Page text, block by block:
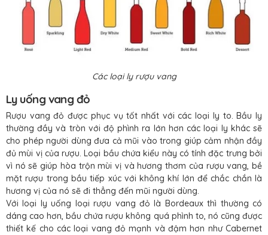
Các loại ly rượu vang
Ly uống vang đỏ
Rượu vang đỏ được phục vụ tốt nhất với các loại ly to. Bầu ly
thường đầy và tròn với độ phình ra lớn hơn các loại ly khác sẽ
cho phép người dùng đưa cả mũi vào trong giúp cảm nhận đầy
đủ mùi vị của rượu. Loại bầu chứa kiểu này có tính đặc trưng bởi
vì nó sẽ giúp hòa trộn mùi vị và hương thơm của rượu vang, bề
mặt rượu trong bầu tiếp xúc với không khí lớn để chắc chắn là
hương vị của nó sẽ đi thẳng đến mũi người dùng.
Với loại ly uống loại rượu vang đỏ là Bordeaux thì thường có
dáng cao hơn, bầu chứa rượu không quá phình to, nó cũng được
thiết kế cho các loại vang đỏ mạnh và đậm hơn như Cabernet